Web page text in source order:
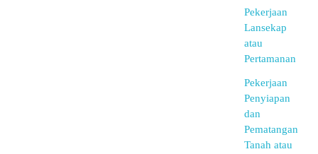
Pekerjaan
Lansekap
atau
Pertamanan
Pekerjaan
Penyiapan
dan
Pematangan
Tanah atau